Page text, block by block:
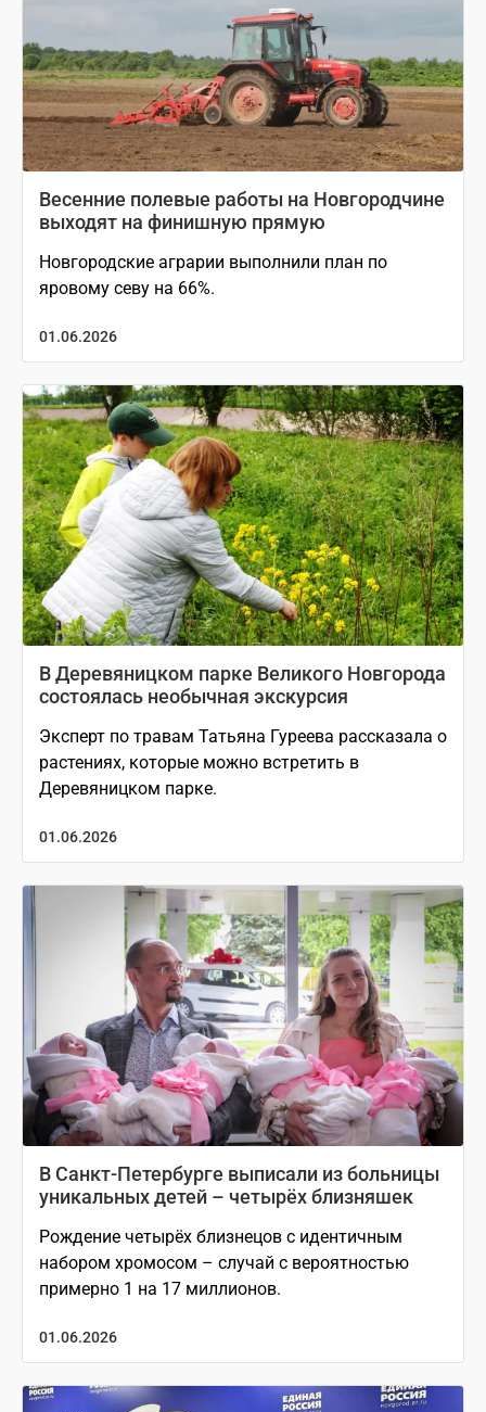
Весенние полевые работы на Новгородчине
выходят на финишную прямую
Новгородские аграрии выполнили план по
яровому севу на 66%.
01.06.2026
В Деревяницком парке Великого Новгорода
состоялась необычная экскурсия
Эксперт по травам Татьяна Гуреева рассказала о
растениях, которые можно встретить в
Деревяницком парке.
01.06.2026
В Санкт-Петербурге выписали из больницы
уникальных детей – четырёх близняшек
Рождение четырёх близнецов с идентичным
набором хромосом – случай с вероятностью
примерно 1 на 17 миллионов.
01.06.2026